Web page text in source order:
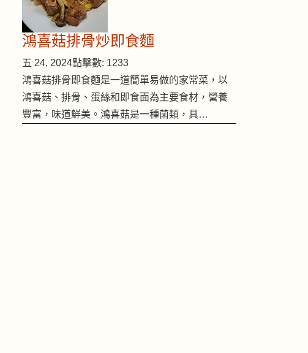
鴻喜菇排骨炒即食麵
五 24, 2024點擊數: 1233
鴻喜菇排骨即食麵是一道簡單易做的家常菜，以
鴻喜菇、排骨、蛋絲和即食面為主要食材，營養
豐富，味道鮮美。鴻喜菇是一種菌類，具…